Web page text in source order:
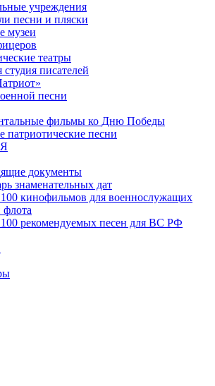
учреждения
песни и пляски
музеи
театры
писателей
песни
фильмы ко Дню Победы
патриотические песни
документы
знаменательных дат
кинофильмов для военнослужащих
рекомендуемых песен для ВС РФ